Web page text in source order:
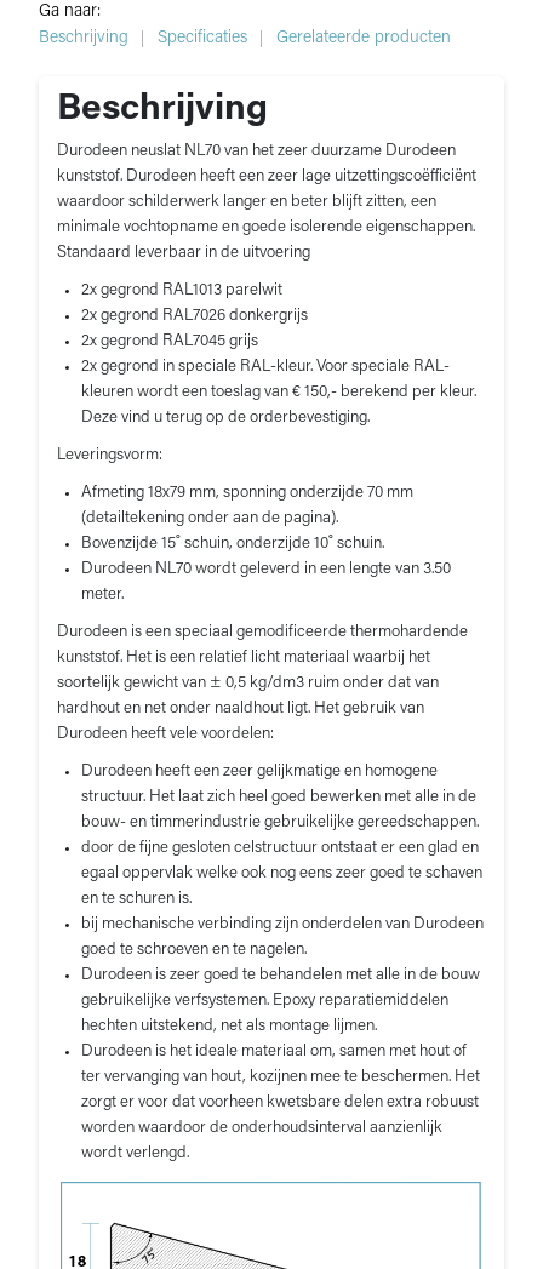
Ga naar:
Beschrijving
Specificaties Gerelateerde producten
Beschrijving
Durodeen neuslat NL70 van het zeer duurzame Durodeen
kunststof. Durodeen heeft een zeer lage uitzettingscoëfficiënt
waardoor schilderwerk langer en beter blijft zitten, een
minimale vochtopname en goede isolerende eigenschappen.
Standaard leverbaar in de uitvoering
2x gegrond RAL1013 parelwit
2x gegrond RAL7026 donkergrijs
2x gegrond RAL7045 grijs
2x gegrond in speciale RAL-kleur. Voor speciale RAL-
kleuren wordt een toeslag van € 150,- berekend per kleur.
Deze vind u terug op de orderbevestiging.
Leveringsvorm:
Afmeting 18x79 mm, sponning onderzijde 70 mm
(detailtekening onder aan de pagina).
Bovenzijde 15˚ schuin, onderzijde 10˚ schuin.
Durodeen NL70 wordt geleverd in een lengte van 3.50
meter.
Durodeen is een speciaal gemodificeerde thermohardende
kunststof. Het is een relatief licht materiaal waarbij het
soortelijk gewicht van ± 0,5 kg/dm3 ruim onder dat van
hardhout en net onder naaldhout ligt. Het gebruik van
Durodeen heeft vele voordelen:
Durodeen heeft een zeer gelijkmatige en homogene
structuur. Het laat zich heel goed bewerken met alle in de
bouw- en timmerindustrie gebruikelijke gereedschappen.
door de fijne gesloten celstructuur ontstaat er een glad en
egaal oppervlak welke ook nog eens zeer goed te schaven
en te schuren is.
bij mechanische verbinding zijn onderdelen van Durodeen
goed te schroeven en te nagelen.
Durodeen is zeer goed te behandelen met alle in de bouw
gebruikelijke verfsystemen. Epoxy reparatiemiddelen
hechten uitstekend, net als montage lijmen.
Durodeen is het ideale materiaal om, samen met hout of
ter vervanging van hout, kozijnen mee te beschermen. Het
zorgt er voor dat voorheen kwetsbare delen extra robuust
worden waardoor de onderhoudsinterval aanzienlijk
wordt verlengd.